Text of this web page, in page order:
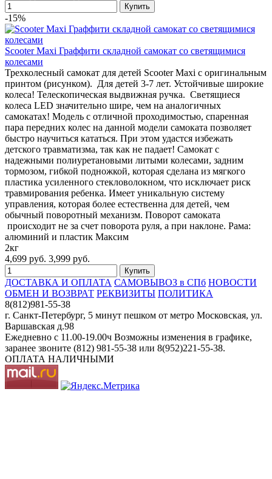
-15%
Scooter Maxi Граффити складной самокат со светящимися
колесами
Трехколесный самокат для детей Scooter Maxi с оригинальным
принтом (рисунком). Для детей 3-7 лет. Устойчивые широкие
колеса! Телескопическая выдвижная ручка. Светящиеся
колеса LED значительно шире, чем на аналогичных
самокатах! Модель с отличной проходимостью, спаренная
пара передних колес на данной модели самоката позволяет
быстро научиться кататься. При этом удастся избежать
детского травматизма, так как не падает! Самокат с
надежными полиуретановыми литыми колесами, задним
тормозом, гибкой подножкой, которая сделана из мягкого
пластика усиленного стекловолокном, что исключает риск
травмирования ребенка. Имеет уникальную систему
управления, которая более естественна для детей, чем
обычный поворотный механизм. Поворот самоката
происходит не за счет поворота руля, а при наклоне. Рама:
алюминий и пластик Максим
2кг
4,699 руб. 3,999 руб.
ДОСТАВКА И ОПЛАТА САМОВЫВОЗ в СПб НОВОСТИ
ОБМЕН И ВОЗВРАТ РЕКВИЗИТЫ ПОЛИТИКА
8(812)981-55-38
г. Санкт-Петербург, 5 минут пешком от метро Московская, ул.
Варшавская д.98
Ежедневно c 11.00-19.00ч Возможны изменения в графике,
заранее звоните (812) 981-55-38 или 8(952)221-55-38.
ОПЛАТА НАЛИЧНЫМИ